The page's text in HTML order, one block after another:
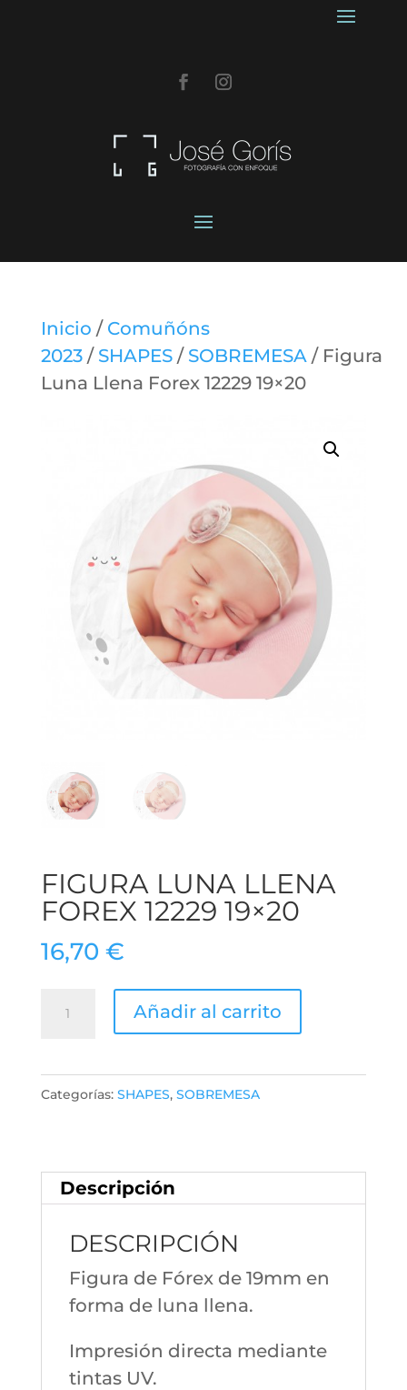
Inicio / Comuñóns
2023/ SHAPES/ SOBREMESA/ Figura
Luna Llena Forex 12229 19×20
FIGURA LUNA LLENA
FOREX 12229 19×20
16,70 €
Añadir al carrito
Categorías: SHAPES, SOBREMESA
Descripción
DESCRIPCIÓN
Figura de Fórex de 19mm en
forma de luna llena.
Impresión directa mediante
tintas UV.